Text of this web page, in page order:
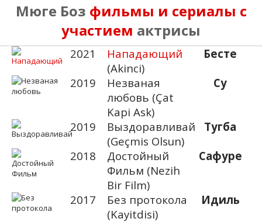
Мюге Боз фильмы и сериалы с
участием актрисы
2021
Нападающий
(Akinci)
Бесте
2019
Незваная
любовь (Çat
Kapi Ask)
Су
2019
Выздоравливай
(Geçmis Olsun)
Тугба
2018
Достойный
Фильм (Nezih
Bir Film)
Сафуре
2017
Без протокола
(Kayitdisi)
Идиль